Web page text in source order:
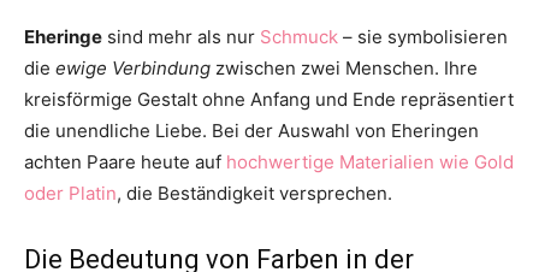
Eheringe sind mehr als nur Schmuck – sie symbolisieren
die ewige Verbindung zwischen zwei Menschen. Ihre
kreisförmige Gestalt ohne Anfang und Ende repräsentiert
die unendliche Liebe. Bei der Auswahl von Eheringen
achten Paare heute auf hochwertige Materialien wie Gold
oder Platin, die Beständigkeit versprechen.
Die Bedeutung von Farben in der